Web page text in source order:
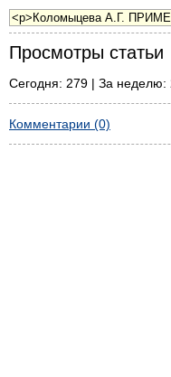
Просмотры статьи
Сегодня: 279 | За неделю:
Комментарии (0)